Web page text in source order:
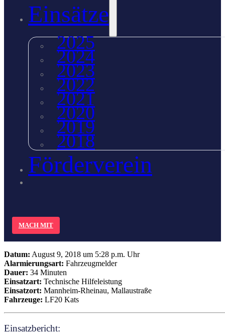
Einsätze
2025
2024
2023
2022
2021
2020
2019
2018
Förderverein
MACH MIT
Datum: August 9, 2018 um 5:28 p.m. Uhr
Alarmierungsart: Fahrzeugmelder
Dauer: 34 Minuten
Einsatzart: Technische Hilfeleistung
Einsatzort: Mannheim-Rheinau, Mallaustraße
Fahrzeuge: LF20 Kats
Einsatzbericht: